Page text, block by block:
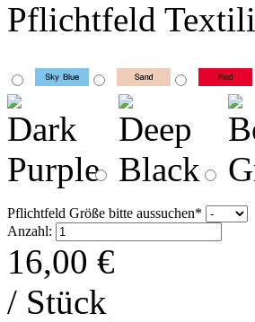
Pflichtfeld
Pflichtfeld Größe bitte aussuchen*
Anzahl:
16,00 €
/ Stück